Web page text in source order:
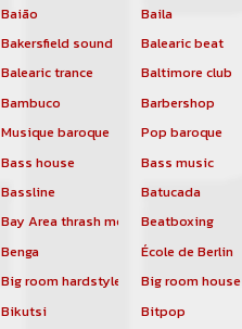
Baião
Baila
Bakersfield sound
Balearic beat
Balearic trance
Baltimore club
Bambuco
Barbershop
Musique baroque
Pop baroque
Bass house
Bass music
Bassline
Batucada
Bay Area thrash metal Beatboxing
Benga
École de Berlin
Big room hardstyle
Big room house
Bikutsi
Bitpop